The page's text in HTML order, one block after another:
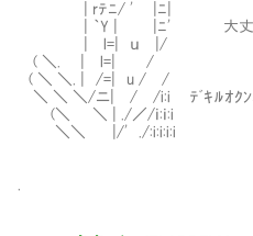
| rﾃﾆ/ ' |ﾆ|
| ｀Y | |ﾆ' 大丈夫
| l=| ｕ |/
( ＼. | l=| /
( ＼ ＼. | /=| u / /
＼ ＼ ＼/ニ| / /i:i ﾃﾞｷﾙｵｸﾝﾆ
(＼ ＼ | ./／/ｉ:ｉ:i
＼＼ |/' ./:i:i:i:i